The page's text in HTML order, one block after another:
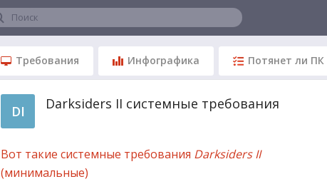
Поиск
Требования Инфографика Потянет ли ПК
DI Darksiders II системные требования
Вот такие системные требования Darksiders II
(минимальные)